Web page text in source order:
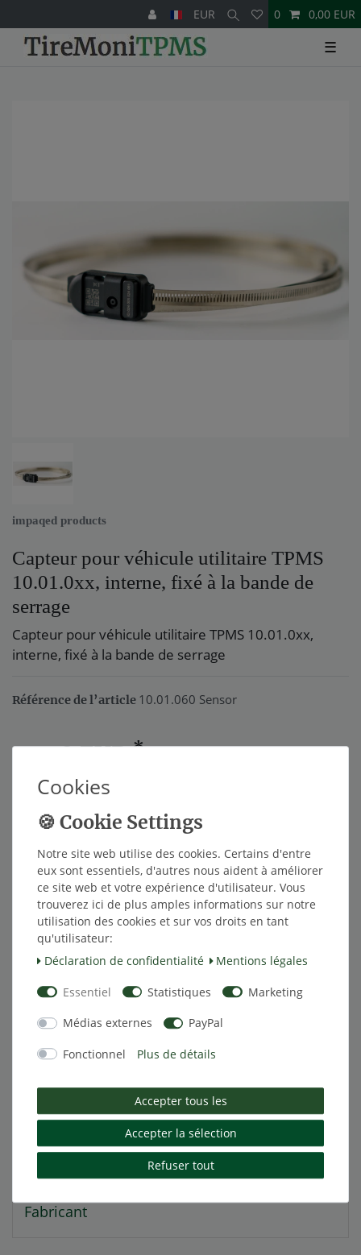
EUR 0 0,00 EUR
☰
impaqed products
Capteur pour véhicule utilitaire TPMS
10.01.0xx, interne, fixé à la bande de
serrage
Capteur pour véhicule utilitaire TPMS 10.01.0xx,
interne, fixé à la bande de serrage
Référence de l’article 10.01.060 Sensor
73,78 EUR*
Contenu 1
Dans le panier
Liste de souhaits
* avec TVA hors Frais de livraison
Description
Responsable de l'UE
Fabricant
Cookies
Notre site web utilise des cookies. Certains d'entre
eux sont essentiels, d'autres nous aident à améliorer
ce site web et votre expérience d'utilisateur. Vous
trouverez ici de plus amples informations sur notre
utilisation des cookies et sur vos droits en tant
qu'utilisateur:
Déclaration de confidentialité
Mentions légales
Essentiel Statistiques Marketing
Médias externes PayPal
Fonctionnel Plus de détails
Accepter tous les
Accepter la sélection
Refuser tout